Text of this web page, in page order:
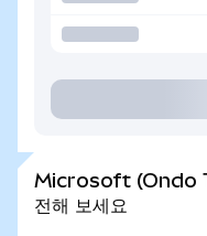
Microsoft (Ondo
전해 보세요